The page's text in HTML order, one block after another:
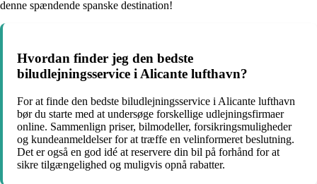
denne spændende spanske destination!
Hvordan finder jeg den bedste
biludlejningsservice i Alicante lufthavn?
For at finde den bedste biludlejningsservice i Alicante lufthavn
bør du starte med at undersøge forskellige udlejningsfirmaer
online. Sammenlign priser, bilmodeller, forsikringsmuligheder
og kundeanmeldelser for at træffe en velinformeret beslutning.
Det er også en god idé at reservere din bil på forhånd for at
sikre tilgængelighed og muligvis opnå rabatter.